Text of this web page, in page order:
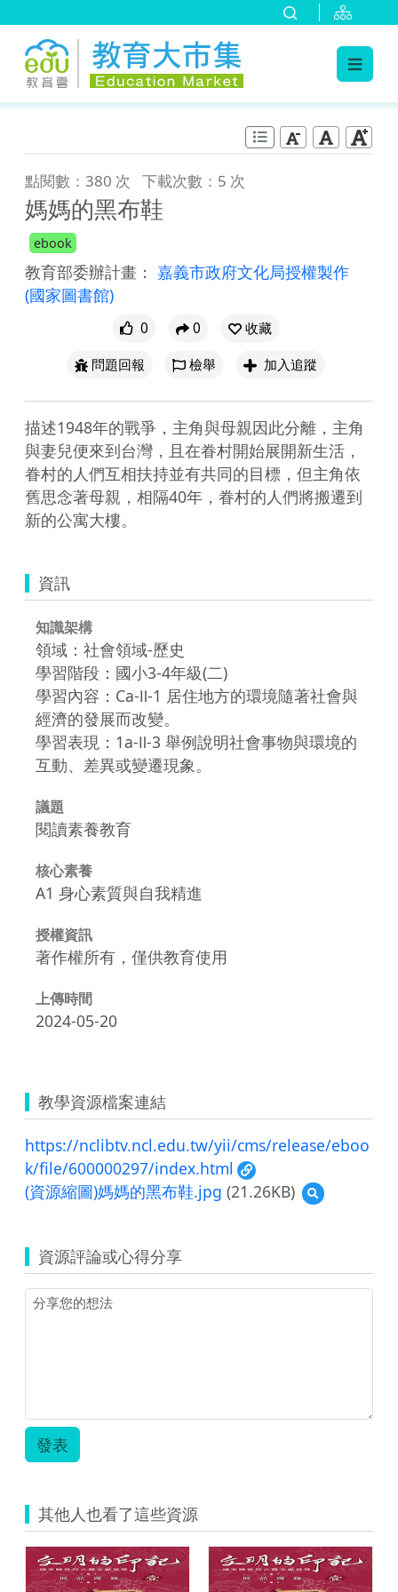
點閱數：380 次 下載次數：5 次
媽媽的黑布鞋
ebook
教育部委辦計畫： 嘉義市政府文化局授權製作
(國家圖書館)
0 0
收藏
問題回報
檢舉 加入追蹤
描述1948年的戰爭，主角與母親因此分離，主角
與妻兒便來到台灣，且在眷村開始展開新生活，
眷村的人們互相扶持並有共同的目標，但主角依
舊思念著母親，相隔40年，眷村的人們將搬遷到
新的公寓大樓。
資訊
知識架構
領域：社會領域-歷史
學習階段：國小3-4年級(二)
學習內容：Ca-Ⅱ-1 居住地方的環境隨著社會與
經濟的發展而改變。
學習表現：1a-Ⅱ-3 舉例說明社會事物與環境的
互動、差異或變遷現象。
議題
閱讀素養教育
核心素養
A1 身心素質與自我精進
授權資訊
著作權所有，僅供教育使用
上傳時間
2024-05-20
教學資源檔案連結
https://nclibtv.ncl.edu.tw/yii/cms/release/eboo
k/file/600000297/index.html
(資源縮圖)媽媽的黑布鞋.jpg (21.26KB)
預
覽
圖)
媽
資源評論或心得分享
發表
其他人也看了這些資源